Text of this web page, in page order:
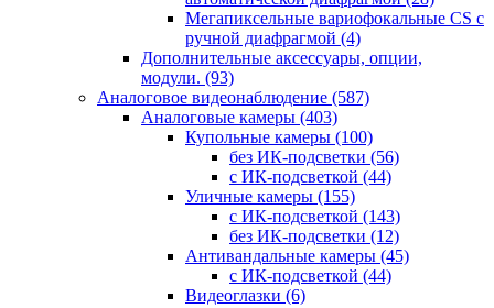
Мегапиксельные вариофокальные CS c
ручной диафрагмой (4)
Дополнительные аксессуары, опции,
модули. (93)
Аналоговое видеонаблюдение (587)
Аналоговые камеры (403)
Купольные камеры (100)
без ИК-подсветки (56)
с ИК-подсветкой (44)
Уличные камеры (155)
с ИК-подсветкой (143)
без ИК-подсветки (12)
Антивандальные камеры (45)
с ИК-подсветкой (44)
Видеоглазки (6)